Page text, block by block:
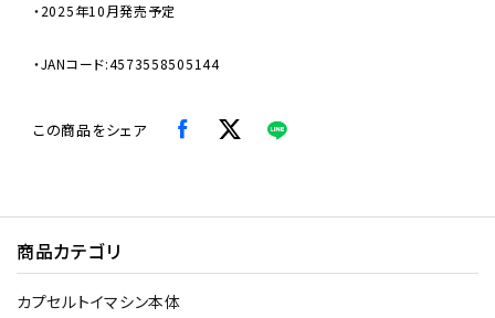
・2025年10月発売予定
・JANコード:4573558505144
この商品をシェア
商品カテゴリ
カプセルトイマシン本体